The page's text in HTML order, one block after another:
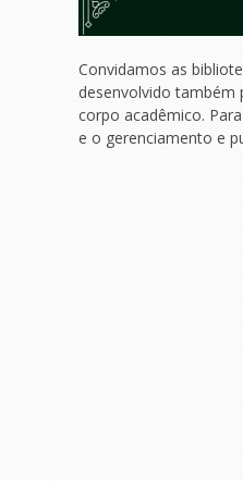
Convidamos as
desenvolvido também
corpo acadêmico.
e o gerenciamento e